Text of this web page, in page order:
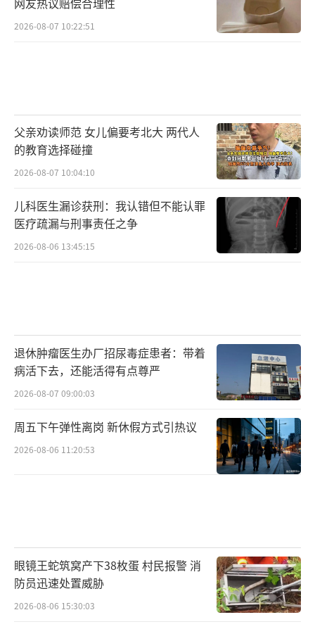
升级和政策红利，对人才的吸引力正快速攀
为西部中心城市，在电子信息、装备制造、现
代服务业等领域持续发力，带动招聘需求快速
增长；重庆、东莞作为制造业强市，一季度企
业订单量稳步提升，用工需求持续释放；苏
州、杭州则通过优化营商环境、加大招商引资
力度，吸引企业扩产招工，创造大量就业岗
2026-08-07 10:22:51
父亲劝读师范 女儿偏要考北大 两代人
的教育选择碰撞
2026-08-07 10:04:10
儿科医生漏诊获刑：我认错但不能认罪
医疗疏漏与刑事责任之争
2026-08-06 13:45:15
退休肿瘤医生办厂招尿毒症患者：带着
病活下去，还能活得有点尊严
2026-08-07 09:00:03
周五下午弹性离岗 新休假方式引热议
2026-08-06 11:20:53
眼镜王蛇筑窝产下38枚蛋 村民报警 消
防员迅速处置威胁
2026-08-06 15:30:03